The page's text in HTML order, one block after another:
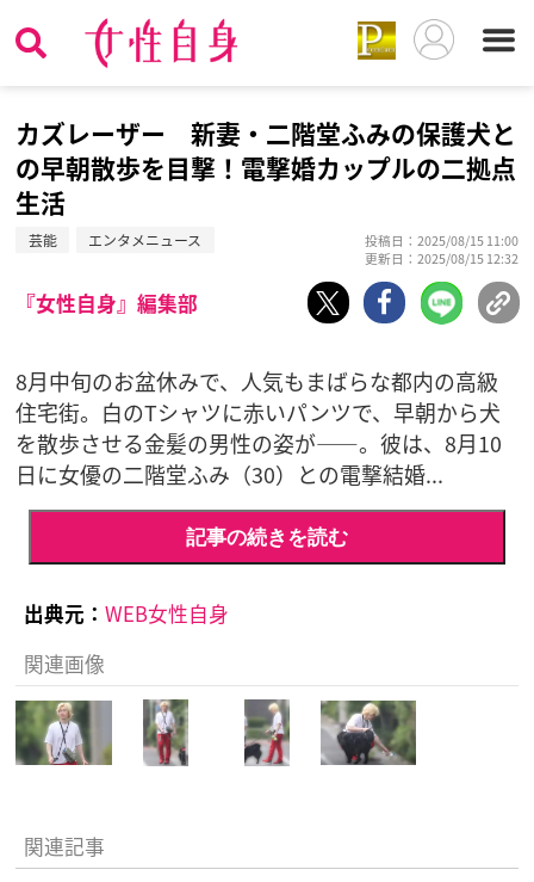
カズレーザー 新妻・二階堂ふみの保護犬と
の早朝散歩を目撃！電撃婚カップルの二拠点
生活
芸能 エンタメニュース
投稿日：2025/08/15 11:00
更新日：2025/08/15 12:32
『女性自身』編集部
8月中旬のお盆休みで、人気もまばらな都内の高級
住宅街。白のTシャツに赤いパンツで、早朝から犬
を散歩させる金髪の男性の姿が――。彼は、8月10
日に女優の二階堂ふみ（30）との電撃結婚...
記事の続きを読む
出典元： WEB女性自身
関連画像
関連記事